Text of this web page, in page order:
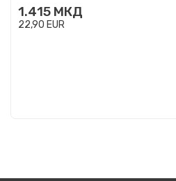
1.415 МКД
22,90 EUR